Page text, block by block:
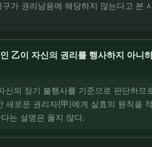
가 권리남용에 해당하지 않는다고 본
乙이 자신의 권리를 행사하지 아니
의 장기 불행사를 기준으로 판단하므
로운 권리자(甲)에게 실효의 원칙을
는 설명은 옳지 않다.